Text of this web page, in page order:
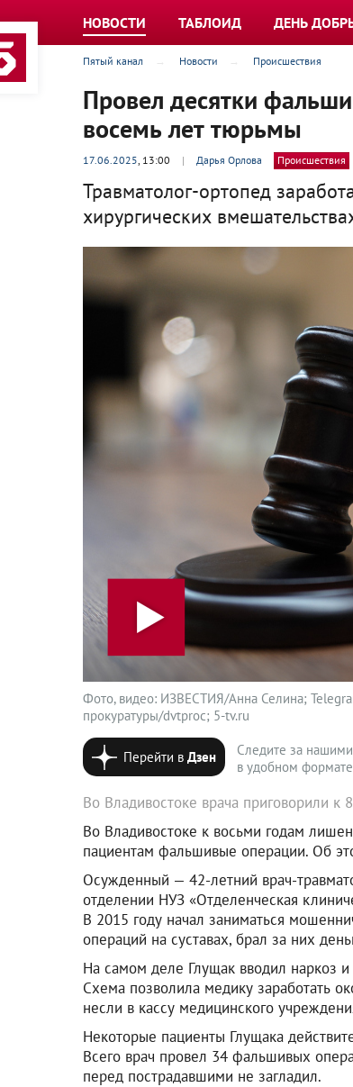
НОВОСТИ ТАБЛОИД ДЕНЬ
Пятый канал Новости Происшествия
Провел десятки
восемь лет тюрьмы
17.06.2025, 13:00 | Дарья Орлова Происшествия
Травматолог-ортопед
хирургических
Фото, видео: ИЗВЕСТИЯ/Анна Селина;
прокуратуры/dvtproc; 5-tv.ru
Перейти вДзен
Следите за
в удобном формате
Во Владивостоке врача приговорили
Во Владивостоке к восьми годам
пациентам фальшивые операции. Об
Осужденный — 42-летний врач-
отделении НУЗ «Отделенческая
В 2015 году начал заниматься
операций на суставах, брал за них
На самом деле Глущак вводил наркоз и
Схема позволила медику заработать
несли в кассу медицинского
Некоторые пациенты Глущака
Всего врач провел 34 фальшивых
перед пострадавшими не загладил.